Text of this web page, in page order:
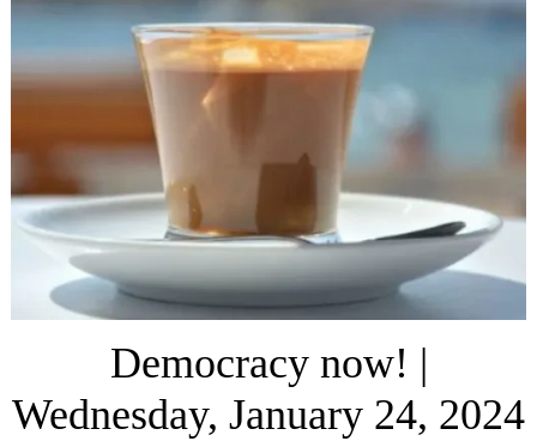
Democracy now! |
Wednesday, January 24, 2024